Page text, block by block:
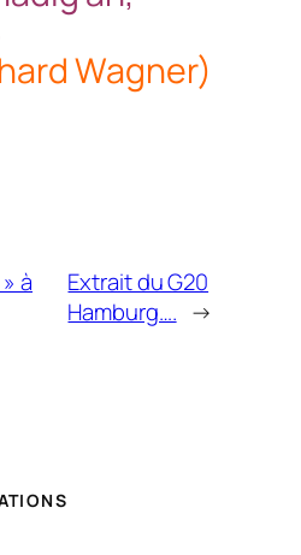
Wagner)
à
Extrait du G20
Hamburg…. →